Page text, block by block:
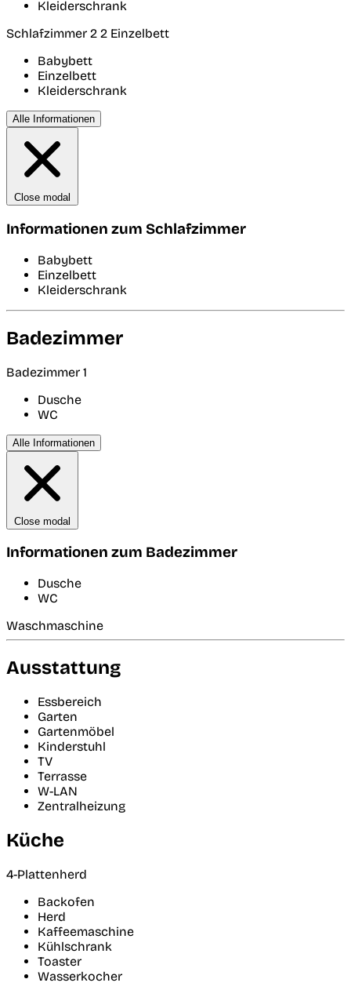
Kleiderschrank
Schlafzimmer 2 2 Einzelbett
Babybett
Einzelbett
Kleiderschrank
Alle Informationen
Close modal
Informationen zum Schlafzimmer
Babybett
Einzelbett
Kleiderschrank
Badezimmer
Badezimmer 1
Dusche
WC
Alle Informationen
Close modal
Informationen zum Badezimmer
Dusche
WC
Waschmaschine
Ausstattung
Essbereich
Garten
Gartenmöbel
Kinderstuhl
TV
Terrasse
W-LAN
Zentralheizung
Küche
4-Plattenherd
Backofen
Herd
Kaffeemaschine
Kühlschrank
Toaster
Wasserkocher